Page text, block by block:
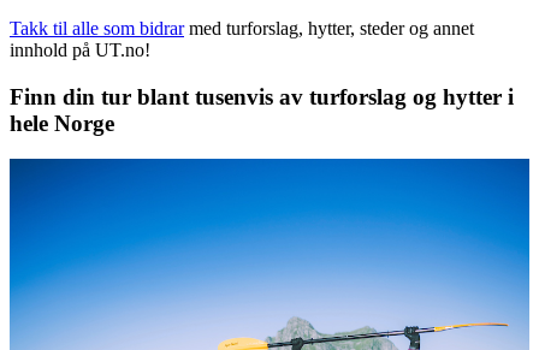
Takk til alle som bidrar med turforslag, hytter, steder og annet
innhold på UT.no!
Finn din tur blant tusenvis av turforslag og hytter i
hele Norge